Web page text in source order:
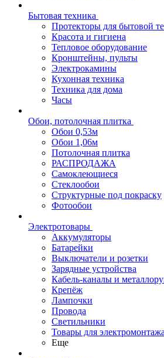
Бытовая техника
Протекторы для бытовой
Красота и гигиена
Тепловое оборудование
Кронштейны, пульты
Электрокамины
Кухонная техника
Техника для дома
Часы
Обои, потолочная плитка
Обои 0,53м
Обои 1,06м
Потолочная плитка
РАСПРОДАЖА
Самоклеющиеся
Стеклообои
Структурные под покраску
Фотообои
Электротовары
Аккумуляторы
Батарейки
Выключатели и розетки
Зарядные устройства
Кабель-каналы и
Крепёж
Лампочки
Провода
Светильники
Товары для электромонтажа
Еще